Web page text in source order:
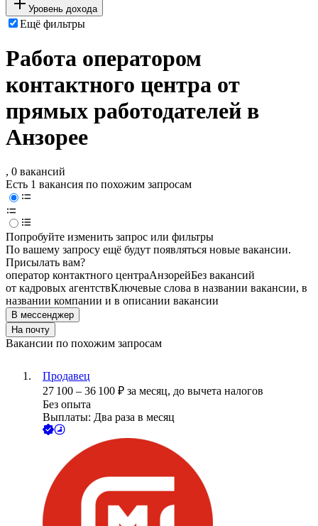
Уровень дохода
Ещё фильтры
Работа оператором
контактного центра от
прямых работодателей в
Анзорее
, 0 вакансий
Есть 1 вакансия по похожим запросам
Попробуйте изменить запрос или фильтры
По вашему запросу ещё будут появляться новые вакансии.
Присылать вам?
оператор контактного центраАнзорейБез вакансий
от кадровых агентствКлючевые слова в названии вакансии, в
названии компании и в описании вакансии
В мессенджер
На почту
Вакансии по похожим запросам
Продавец
27 100 – 36 100 ₽ за месяц, до вычета налогов
Без опыта
Выплаты: Два раза в месяц